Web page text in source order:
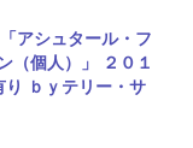
アシュタール・フ
（個人）」 ２０１
り ｂｙテリー・サ